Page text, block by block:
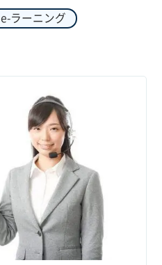
e-ラーニング